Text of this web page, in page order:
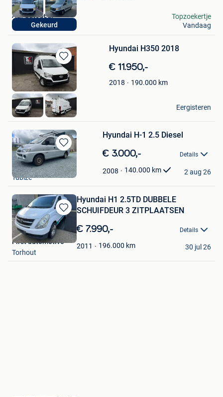
Gekeurd
A&f autodeal
Hasselt
Topzoekertje
Vandaag
Bewaren
in
Mijn
Favorieten
Hyundai H350 2018
€ 11.950,-
2018 190.000 km
Tim
Kemzeke
Eergisteren
Bewaren
in
Mijn
Favorieten
Hyundai H-1 2.5 Diesel ️️️
€ 3.000,- Details
2008 140.000 km
Jordan Cars
Tubize
2 aug 26
Bewaren
in
Mijn
Favorieten
Hyundai H1 2.5TD DUBBELE
SCHUIFDEUR 3 ZITPLAATSEN
€ 7.990,- Details
2011 196.000 km
First automotive
Torhout
30 jul 26